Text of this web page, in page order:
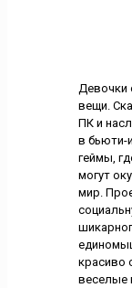
Девочки
вещи.
ПК и
в бьюти-
геймы,
могут
мир.
красиво
веселые